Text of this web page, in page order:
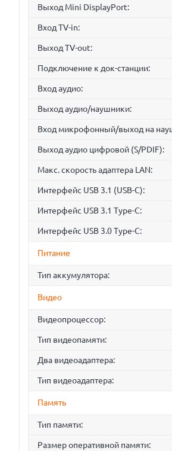
Выход Mini DisplayPort:
Вход TV-in:
Выход TV-out:
Подключение к док-станции:
Вход аудио:
Выход аудио/наушники:
Вход микрофонный/выход на
Выход аудио цифровой (S/PDIF):
Макс. скорость адаптера LAN:
Интерфейс USB 3.1 (USB-C):
Интерфейс USB 3.1 Type-C:
Интерфейс USB 3.0 Type-C:
Питание
Тип аккумулятора:
Видео
Видеопроцессор:
Тип видеопамяти:
Два видеоадаптера:
Тип видеоадаптера:
Память
Тип памяти:
Размер оперативной памяти: